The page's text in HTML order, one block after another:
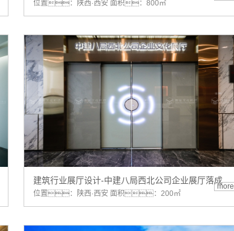
位置：陕西·西安 面积：800㎡
建筑行业展厅设计-中建八局西北公司企业展厅落成
位置：陕西·西安 面积：200㎡
more